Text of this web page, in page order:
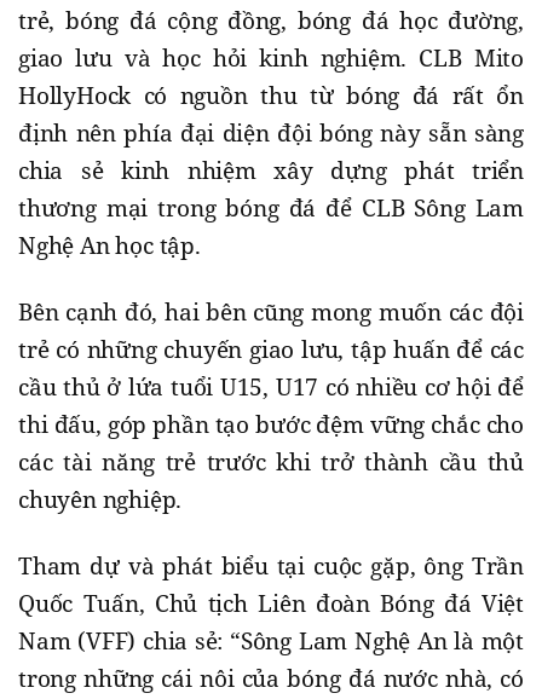
trẻ, bóng đá cộng đồng, bóng đá học đường,
giao lưu và học hỏi kinh nghiệm. CLB Mito
HollyHock có nguồn thu từ bóng đá rất ổn
định nên phía đại diện đội bóng này sẵn sàng
chia sẻ kinh nhiệm xây dựng phát triển
thương mại trong bóng đá để CLB Sông Lam
Nghệ An học tập.
Bên cạnh đó, hai bên cũng mong muốn các đội
trẻ có những chuyến giao lưu, tập huấn để các
cầu thủ ở lứa tuổi U15, U17 có nhiều cơ hội để
thi đấu, góp phần tạo bước đệm vững chắc cho
các tài năng trẻ trước khi trở thành cầu thủ
chuyên nghiệp.
Tham dự và phát biểu tại cuộc gặp, ông Trần
Quốc Tuấn, Chủ tịch Liên đoàn Bóng đá Việt
Nam (VFF) chia sẻ: “Sông Lam Nghệ An là một
trong những cái nôi của bóng đá nước nhà, có